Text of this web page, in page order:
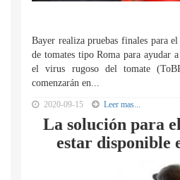
Bayer realiza pruebas finales para
de tomates tipo Roma para ayudar
el virus rugoso del tomate
comenzarán en...
2020-09-15 Leer mas...
La solución para
estar disponible